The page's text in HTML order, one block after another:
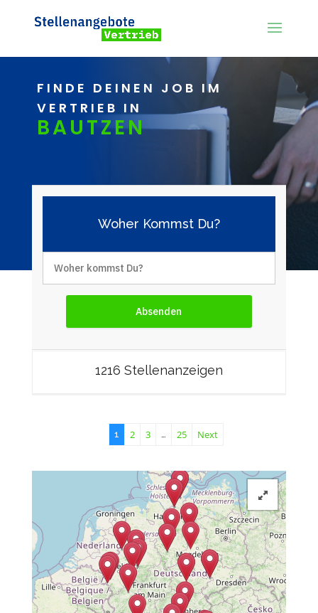
FINDE DEINEN JOB IM
VERTRIEB IN
BAUTZEN
Woher Kommst Du?
1216 Stellenanzeigen
1 2 3 … 25 Next